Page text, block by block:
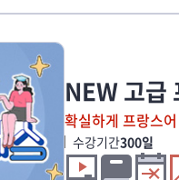
NEW 고급
확실하게 프랑스
수강기간300일